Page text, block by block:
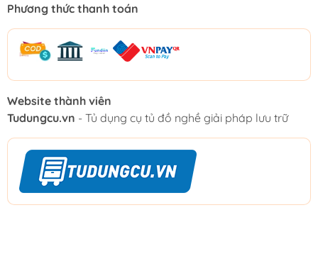
Phương thức thanh toán
Website thành viên
Tudungcu.vn - Tủ dụng cụ tủ đồ nghề giải pháp lưu trữ